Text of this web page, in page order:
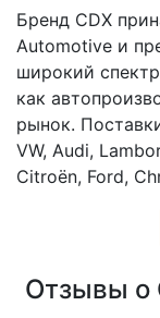
Бренд CDX
Automotive и
широкий
как
рынок.
VW, Audi,
Citroën, Ford,
Отзывы о